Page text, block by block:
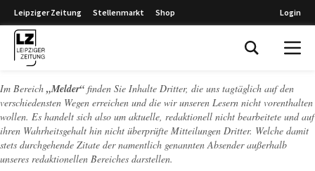
Leipziger Zeitung Stellenmarkt Shop Login
Im Bereich „Melder“ finden Sie Inhalte Dritter, die uns tagtäglich auf den
verschiedensten Wegen erreichen und die wir unseren Lesern nicht vorenthalten
wollen. Es handelt sich also um aktuelle, redaktionell nicht bearbeitete und auf
ihren Wahrheitsgehalt hin nicht überprüfte Mitteilungen Dritter. Welche damit
stets durchgehende Zitate der namentlich genannten Absender außerhalb
unseres redaktionellen Bereiches darstellen.